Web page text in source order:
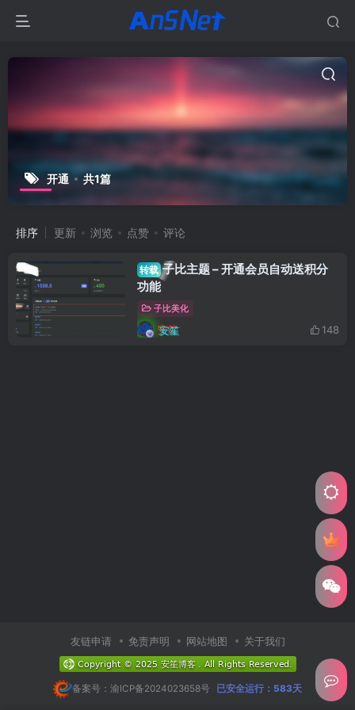
开通 共1篇
排序 更新 浏览 点赞 评论
转载 子比主题 – 开通会员自动送积分
功能
子比美化
安笙 148
友链申请 免责声明 网站地图 关于我们
备案号：渝ICP备2024023658号 已安全运行：583天